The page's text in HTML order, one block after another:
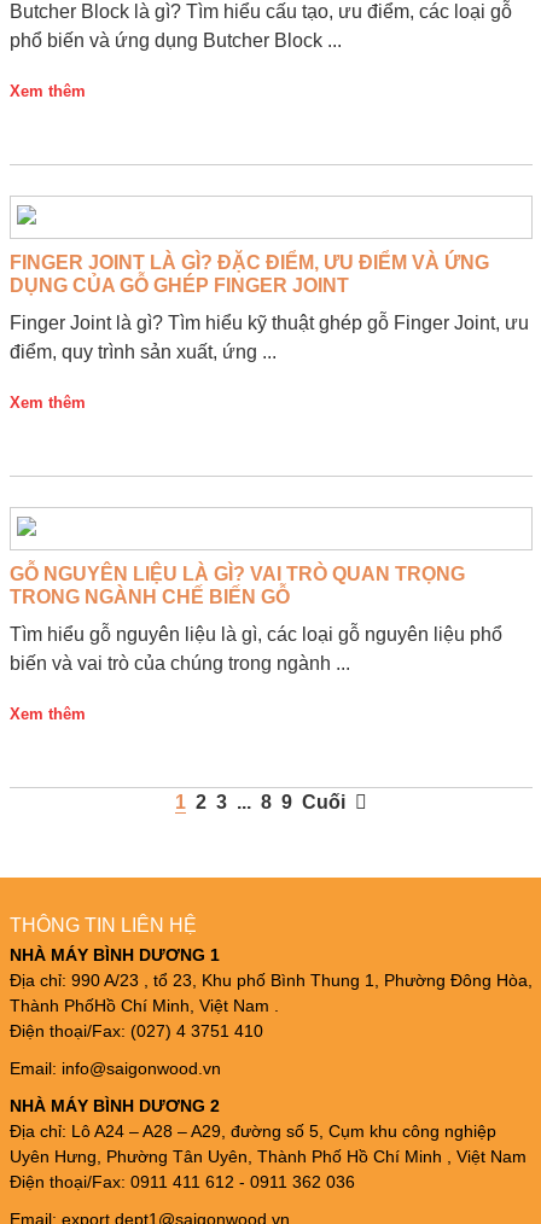
Butcher Block là gì? Tìm hiểu cấu tạo, ưu điểm, các loại gỗ
phổ biến và ứng dụng Butcher Block ...
Xem thêm
FINGER JOINT LÀ GÌ? ĐẶC ĐIỂM, ƯU ĐIỂM VÀ ỨNG
DỤNG CỦA GỖ GHÉP FINGER JOINT
Finger Joint là gì? Tìm hiểu kỹ thuật ghép gỗ Finger Joint, ưu
điểm, quy trình sản xuất, ứng ...
Xem thêm
GỖ NGUYÊN LIỆU LÀ GÌ? VAI TRÒ QUAN TRỌNG
TRONG NGÀNH CHẾ BIẾN GỖ
Tìm hiểu gỗ nguyên liệu là gì, các loại gỗ nguyên liệu phổ
biến và vai trò của chúng trong ngành ...
Xem thêm
1 2 3 ... 8 9 Cuối
THÔNG TIN LIÊN HỆ
NHÀ MÁY BÌNH DƯƠNG 1
Địa chỉ: 990 A/23 , tổ 23, Khu phố Bình Thung 1, Phường Đông Hòa,
Thành PhốHồ Chí Minh, Việt Nam .
Điện thoại/Fax: (027) 4 3751 410
Email: info@saigonwood.vn
NHÀ MÁY BÌNH DƯƠNG 2
Địa chỉ: Lô A24 – A28 – A29, đường số 5, Cụm khu công nghiệp
Uyên Hưng, Phường Tân Uyên, Thành Phố Hồ Chí Minh , Việt Nam
Điện thoại/Fax: 0911 411 612 - 0911 362 036
Email: export.dept1@saigonwood.vn